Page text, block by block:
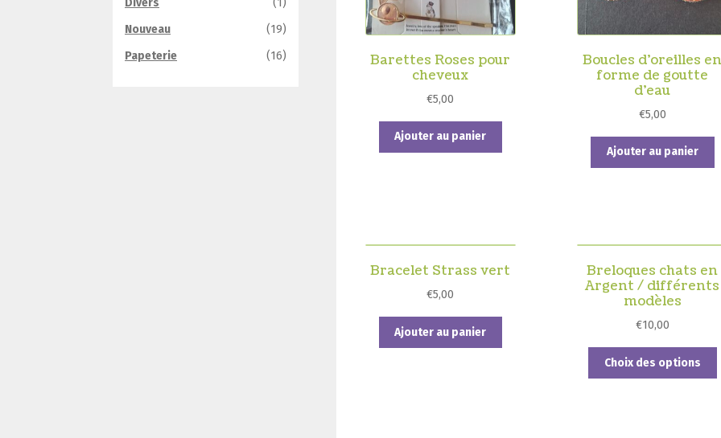
Barettes Roses pour
cheveux
€5,00
Ajouter au panier
Boucles d’oreilles
forme de goutte
d’eau
€5,00
Ajouter au panier
Bracelet Strass vert
€5,00
Ajouter au panier
Breloques chats en
Argent / différents
modèles
€10,00
Choix des options
Divers
(1)
Nouveau
(19)
Papeterie
(16)